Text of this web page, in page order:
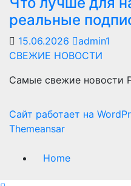
реальные
15.06.2026
admin1
СВЕЖИЕ НОВОСТИ
Самые свежие новости
Сайт работает на
Themeansar
Home